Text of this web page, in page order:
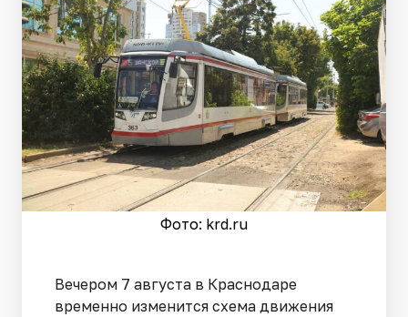
Фото: krd.ru
Вечером 7 августа в Краснодаре
временно изменится схема движения